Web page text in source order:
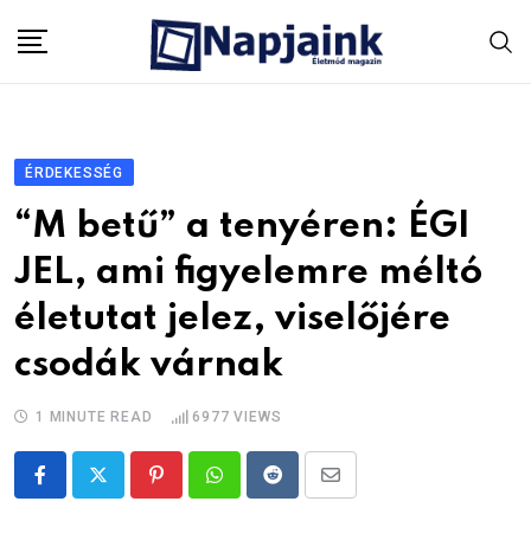
ÉRDEKESSÉG
“M betű” a tenyéren: ÉGI
JEL, ami figyelemre méltó
életutat jelez, viselőjére
csodák várnak
1 MINUTE READ 6977 VIEWS
PinterestWhatsappRedditShare